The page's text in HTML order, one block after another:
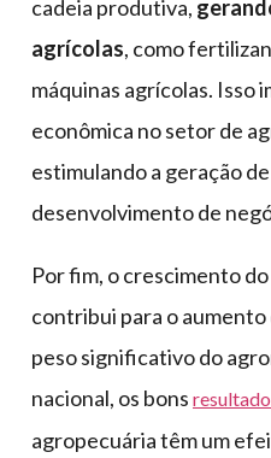
cadeia produtiva,
agrícolas, como
máquinas agrícolas. Isso
econômica no setor de
estimulando a geração
desenvolvimento de
Por fim, o crescimento
contribui para o
peso significativo do
nacional, os bons
agropecuária têm um